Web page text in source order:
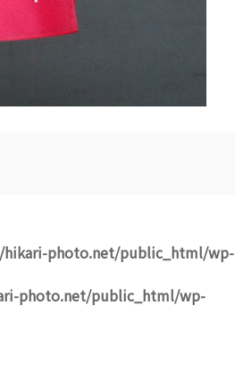
hikari-photo.net/public_html/wp-
photo.net/public_html/wp-